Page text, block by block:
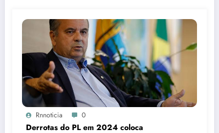
Rnnoticia 0
Derrotas do PL em 2024 coloca